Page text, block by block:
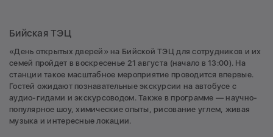
Бийская ТЭЦ
«День открытых дверей» на Бийской ТЭЦ для сотрудников и их
семей пройдет в воскресенье 21 августа (начало в 13:00). На
станции такое масштабное мероприятие проводится впервые.
Гостей ожидают познавательные экскурсии на автобусе с
аудио-гидами и экскурсоводом. Также в программе — научно-
популярное шоу, химические опыты, рисование углем, живая
музыка и интересные локации.